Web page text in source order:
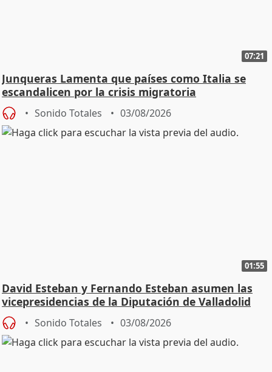
07:21
Junqueras Lamenta que países como Italia se
escandalicen por la crisis migratoria
Sonido Totales 03/08/2026
01:55
David Esteban y Fernando Esteban asumen las
vicepresidencias de la Diputación de Valladolid
Sonido Totales 03/08/2026